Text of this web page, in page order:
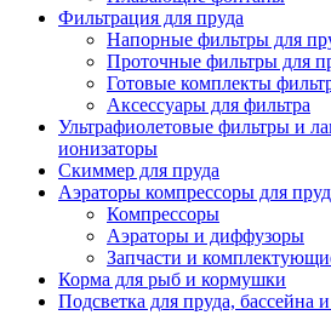
Фильтрация для пруда
Напорные фильтры для
Проточные фильтры для
Готовые комплекты
Аксессуары для фильтра
Ультрафиолетовые фильтры и
ионизаторы
Скиммер для пруда
Аэраторы компрессоры для
Компрессоры
Аэраторы и диффузоры
Запчасти и
Корма для рыб и кормушки
Подсветка для пруда, бассейна и